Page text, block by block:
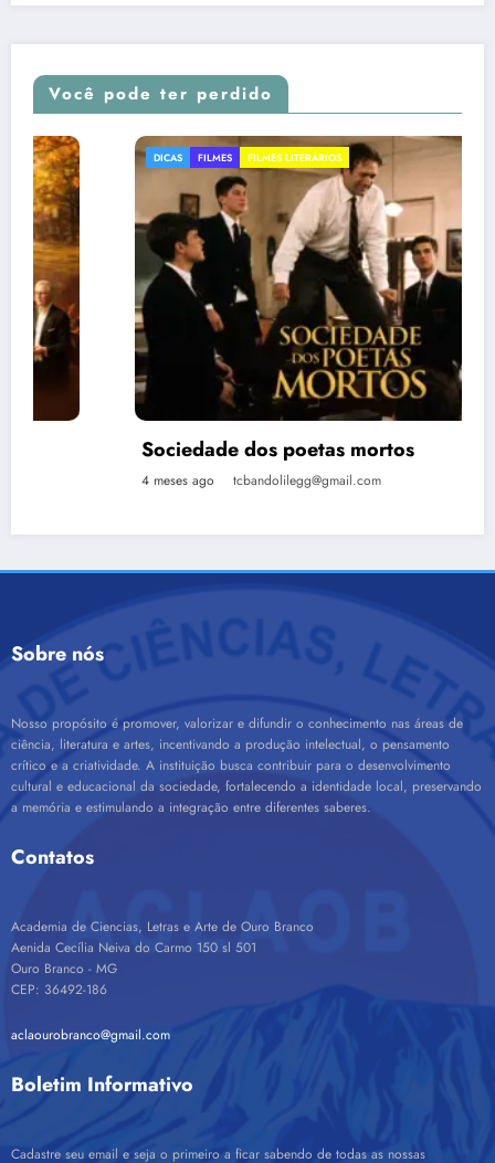
Você pode ter perdido
DICAS FILMES LITERÁRIOS
Sociedade dos poetas mortos
tcbandolilegg@gmail.com
Sobre nós
Nosso propósito é promover, valorizar e difundir o conhecimento nas áreas de
ciência, literatura e artes, incentivando a produção intelectual, o pensamento
crítico e a criatividade. A instituição busca contribuir para o desenvolvimento
cultural e educacional da sociedade, fortalecendo a identidade local, preservando
a memória e estimulando a integração entre diferentes saberes.
Contatos
Academia de Ciencias, Letras e Arte de Ouro Branco
Aenida Cecília Neiva do Carmo 150 sl 501
Ouro Branco - MG
CEP: 36492-186
aclaourobranco@gmail.com
Boletim Informativo
Cadastre seu email e seja o primeiro a ficar sabendo de todas as nossas